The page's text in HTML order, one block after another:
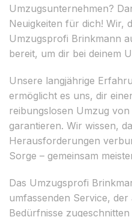
Umzugsunternehmen?
Neuigkeiten für dich! Wir,
Umzugsprofi Brinkmann
bereit, um dir bei deinem
Unsere langjährige
ermöglicht es uns, dir
reibungslosen Umzug
garantieren. Wir wissen,
Herausforderungen
Sorge – gemeinsam
Das Umzugsprofi
umfassenden Service,
Bedürfnisse